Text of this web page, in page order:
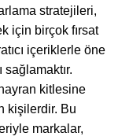
stratejileri,
için birçok fırsat
içeriklerle öne
sağlamaktır.
kitlesine
kişilerdir. Bu
markalar,